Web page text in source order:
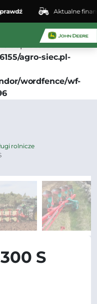
null to parameter
is deprecated in
agro-siec.pl-
wordfence/wf-
Aktualne
rolnicze
S